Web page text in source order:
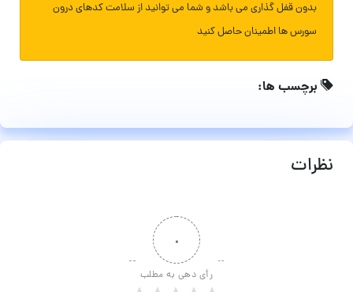
بدون قفل گذاری می باشد و شما می توانید از سلامت کدهای درون
سورس ها اطمینان حاصل کنید
برچسب ها:
نظرات
۰
رأی دهی به مطلب